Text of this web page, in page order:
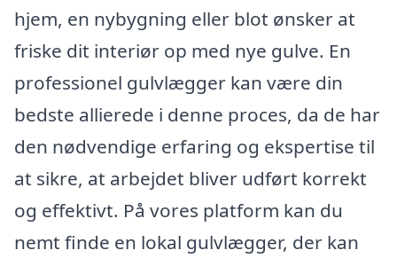
hjem, en nybygning eller blot ønsker at
friske dit interiør op med nye gulve. En
professionel gulvlægger kan være din
bedste allierede i denne proces, da de har
den nødvendige erfaring og ekspertise til
at sikre, at arbejdet bliver udført korrekt
og effektivt. På vores platform kan du
nemt finde en lokal gulvlægger, der kan